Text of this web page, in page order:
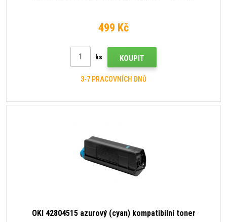
499 Kč
ks KOUPIT
3-7 PRACOVNÍCH DNŮ
OKI 42804515 azurový (cyan) kompatibilní toner